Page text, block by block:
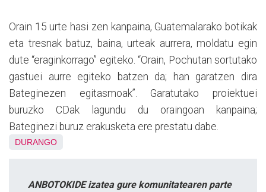
Orain 15 urte hasi zen kanpaina, Guatemalarako botikak
eta tresnak batuz, baina, urteak aurrera, moldatu egin
dute “eraginkorrago” egiteko. “Orain, Pochutan sortutako
gastuei aurre egiteko batzen da; han garatzen dira
Bateginezen egitasmoak”. Garatutako proiektuei
buruzko CDak lagundu du oraingoan kanpaina;
Bateginezi buruz erakusketa ere prestatu dabe.
DURANGO
ANBOTOKIDE izatea gure komunitatearen parte